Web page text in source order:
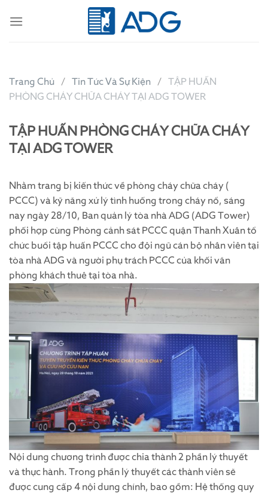
Trang Chủ Tin Tức Và Sự Kiện
TẬP HUẤN
PHÒNG CHÁY CHỮA CHÁY TẠI ADG TOWER
TẬP HUẤN PHÒNG CHÁY CHỮA CHÁY
TẠI ADG TOWER
Nhằm trang bị kiến thức về phòng cháy chữa cháy (
PCCC) và kỹ năng xử lý tình huống trong cháy nổ, sáng
nay ngày 28/10, Ban quản lý tòa nhà ADG (ADG Tower)
phối hợp cùng Phòng cảnh sát PCCC quận Thanh Xuân tổ
chức buổi tập huấn PCCC cho đội ngũ cán bộ nhân viên tại
tòa nhà ADG và người phụ trách PCCC của khối văn
phòng khách thuê tại tòa nhà.
Nội dung chương trình được chia thành 2 phần lý thuyết
và thực hành. Trong phần lý thuyết các thành viên sẽ
được cung cấp 4 nội dung chính, bao gồm: Hệ thống quy